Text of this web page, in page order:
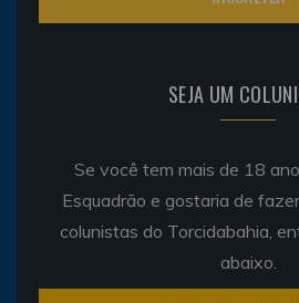
SEJA UM
Se você tem mais de 18
Esquadrão e gostaria de
colunistas do Torcidabahia,
abaixo.